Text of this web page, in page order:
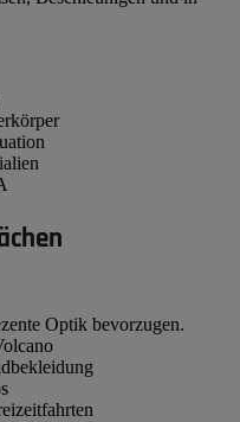
Optik bevorzugen.